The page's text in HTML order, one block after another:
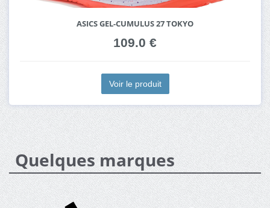
ASICS GEL-CUMULUS 27 TOKYO
109.0 €
Voir le produit
Quelques marques